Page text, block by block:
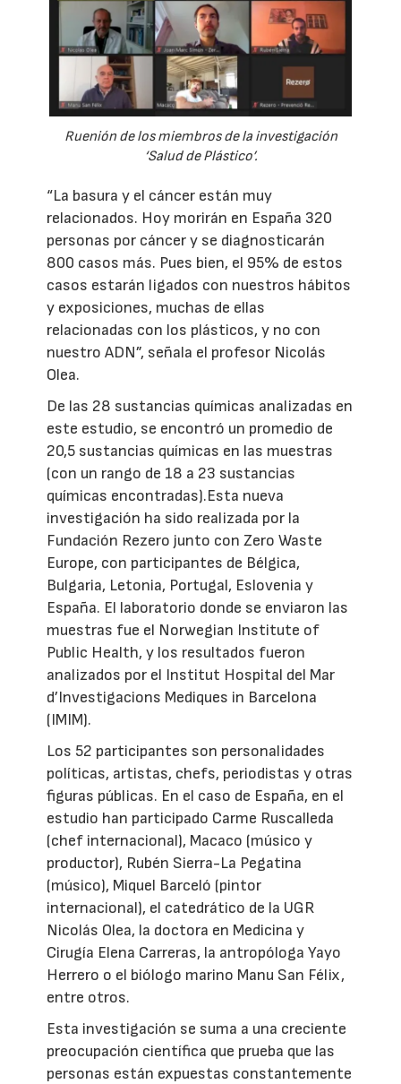
Ruenión de los miembros de la investigación
‘Salud de Plástico’.
“La basura y el cáncer están muy
relacionados. Hoy morirán en España 320
personas por cáncer y se diagnosticarán
800 casos más. Pues bien, el 95% de estos
casos estarán ligados con nuestros hábitos
y exposiciones, muchas de ellas
relacionadas con los plásticos, y no con
nuestro ADN”, señala el profesor Nicolás
Olea.
De las 28 sustancias químicas analizadas en
este estudio, se encontró un promedio de
20,5 sustancias químicas en las muestras
(con un rango de 18 a 23 sustancias
químicas encontradas).Esta nueva
investigación ha sido realizada por la
Fundación Rezero junto con Zero Waste
Europe, con participantes de Bélgica,
Bulgaria, Letonia, Portugal, Eslovenia y
España. El laboratorio donde se enviaron las
muestras fue el Norwegian Institute of
Public Health, y los resultados fueron
analizados por el Institut Hospital del Mar
d’Investigacions Mediques in Barcelona
(IMIM).
Los 52 participantes son personalidades
políticas, artistas, chefs, periodistas y otras
figuras públicas. En el caso de España, en el
estudio han participado Carme Ruscalleda
(chef internacional), Macaco (músico y
productor), Rubén Sierra-La Pegatina
(músico), Miquel Barceló (pintor
internacional), el catedrático de la UGR
Nicolás Olea, la doctora en Medicina y
Cirugía Elena Carreras, la antropóloga Yayo
Herrero o el biólogo marino Manu San Félix,
entre otros.
Esta investigación se suma a una creciente
preocupación científica que prueba que las
personas están expuestas constantemente